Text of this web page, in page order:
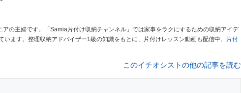
の主婦です。「Samia片付け収納チャンネル」では家事をラクにするための収納アイデ
います。整理収納アドバイザー1級の知識をもとに、片付けレッスン動画も配信中。
片付
このイチオシストの他の記事を読む